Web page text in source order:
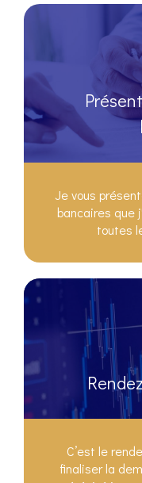
Je vous
bancaires que
toutes
C’est le
finaliser la